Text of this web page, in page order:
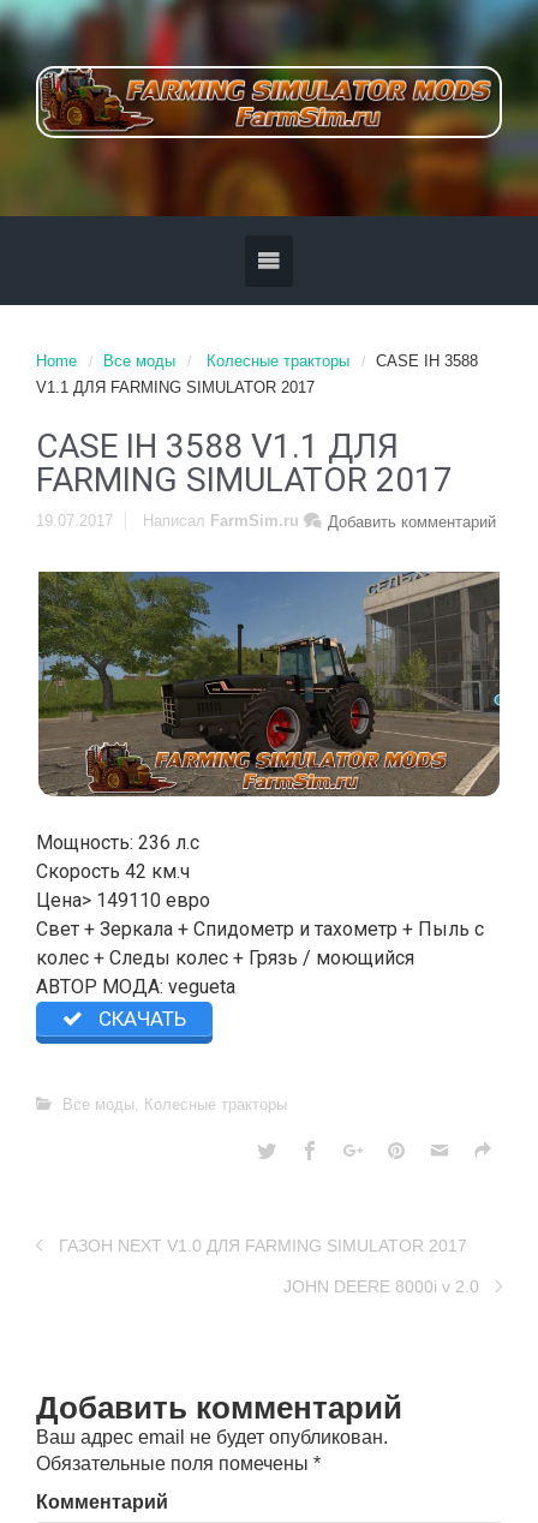
Home Все моды Колесные тракторы
CASE IH 3588
V1.1 ДЛЯ FARMING SIMULATOR 2017
CASE IH 3588 V1.1 ДЛЯ
FARMING SIMULATOR 2017
19.07.2017 Добавить комментарий
Написал FarmSim.ru
Мощность: 236 л.с
Скорость ​​42 км.ч
Цена> 149110 евро
Свет + Зеркала + Спидометр и тахометр + Пыль с
колес + Следы колес + Грязь / моющийся
АВТОР МОДА: vegueta
СКАЧАТЬ
Все моды, Колесные тракторы
ГАЗОН NEXT V1.0 ДЛЯ FARMING SIMULATOR 2017
JOHN DEERE 8000i v 2.0
Добавить комментарий
Ваш адрес email не будет опубликован.
Обязательные поля помечены *
Комментарий